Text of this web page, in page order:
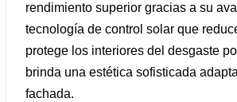
rendimiento superior gracias a su
tecnología de control solar que
protege los interiores del desgaste
brinda una estética sofisticada
fachada.